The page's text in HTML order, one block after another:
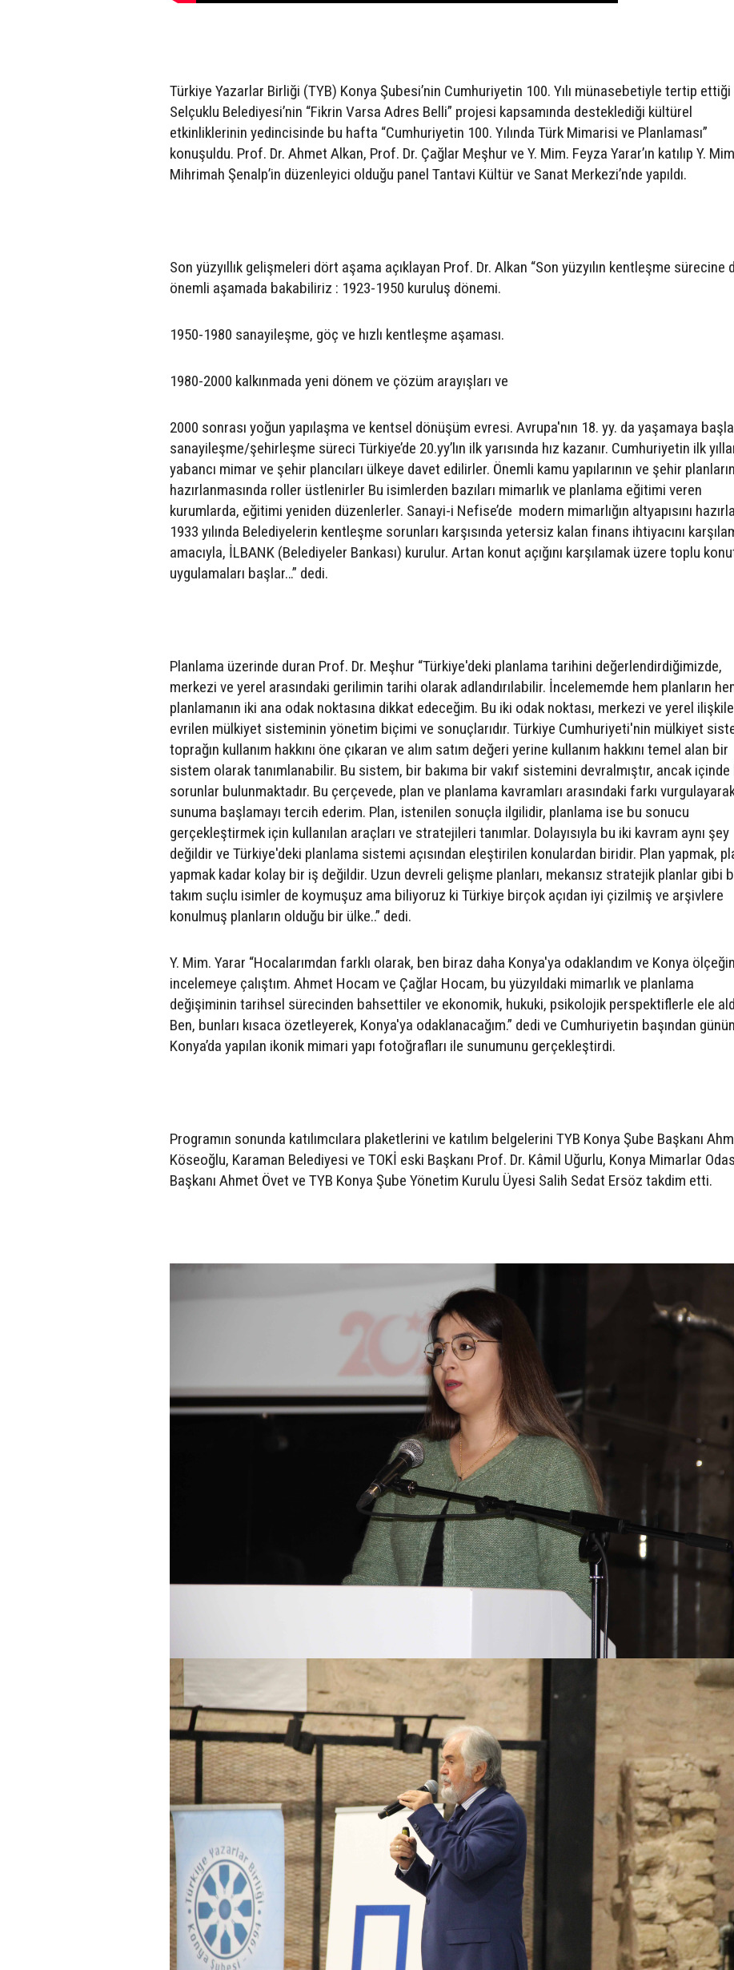
Türkiye Yazarlar Birliği (TYB) Konya Şubesi’nin Cumhuriyetin 100. Yılı münasebetiyle tertip ettiği
Selçuklu Belediyesi’nin “Fikrin Varsa Adres Belli” projesi kapsamında desteklediği kültürel
etkinliklerinin yedincisinde bu hafta “Cumhuriyetin 100. Yılında Türk Mimarisi ve Planlaması”
konuşuldu. Prof. Dr. Ahmet Alkan, Prof. Dr. Çağlar Meşhur ve Y. Mim. Feyza Yarar’ın katılıp Y.
Mihrimah Şenalp’in düzenleyici olduğu panel Tantavi Kültür ve Sanat Merkezi’nde yapıldı.
Son yüzyıllık gelişmeleri dört aşama açıklayan Prof. Dr. Alkan “Son yüzyılın kentleşme sürecine
önemli aşamada bakabiliriz : 1923-1950 kuruluş dönemi.
1950-1980 sanayileşme, göç ve hızlı kentleşme aşaması.
1980-2000 kalkınmada yeni dönem ve çözüm arayışları ve
2000 sonrası yoğun yapılaşma ve kentsel dönüşüm evresi. Avrupa'nın 18. yy. da yaşamaya
sanayileşme/şehirleşme süreci Türkiye’de 20.yy’lın ilk yarısında hız kazanır. Cumhuriyetin ilk
yabancı mimar ve şehir plancıları ülkeye davet edilirler. Önemli kamu yapılarının ve şehir
hazırlanmasında roller üstlenirler Bu isimlerden bazıları mimarlık ve planlama eğitimi veren
kurumlarda, eğitimi yeniden düzenlerler. Sanayi-i Nefise’de modern mimarlığın altyapısını
1933 yılında Belediyelerin kentleşme sorunları karşısında yetersiz kalan finans ihtiyacını
amacıyla, İLBANK (Belediyeler Bankası) kurulur. Artan konut açığını karşılamak üzere toplu
uygulamaları başlar…” dedi.
Planlama üzerinde duran Prof. Dr. Meşhur “Türkiye'deki planlama tarihini değerlendirdiğimizde,
merkezi ve yerel arasındaki gerilimin tarihi olarak adlandırılabilir. İncelememde hem planların
planlamanın iki ana odak noktasına dikkat edeceğim. Bu iki odak noktası, merkezi ve yerel
evrilen mülkiyet sisteminin yönetim biçimi ve sonuçlarıdır. Türkiye Cumhuriyeti'nin mülkiyet
toprağın kullanım hakkını öne çıkaran ve alım satım değeri yerine kullanım hakkını temel alan bir
sistem olarak tanımlanabilir. Bu sistem, bir bakıma bir vakıf sistemini devralmıştır, ancak içinde
sorunlar bulunmaktadır. Bu çerçevede, plan ve planlama kavramları arasındaki farkı
sunuma başlamayı tercih ederim. Plan, istenilen sonuçla ilgilidir, planlama ise bu sonucu
gerçekleştirmek için kullanılan araçları ve stratejileri tanımlar. Dolayısıyla bu iki kavram aynı şey
değildir ve Türkiye'deki planlama sistemi açısından eleştirilen konulardan biridir. Plan yapmak,
yapmak kadar kolay bir iş değildir. Uzun devreli gelişme planları, mekansız stratejik planlar gibi
takım suçlu isimler de koymuşuz ama biliyoruz ki Türkiye birçok açıdan iyi çizilmiş ve arşivlere
konulmuş planların olduğu bir ülke..” dedi.
Y. Mim. Yarar “Hocalarımdan farklı olarak, ben biraz daha Konya'ya odaklandım ve Konya
incelemeye çalıştım. Ahmet Hocam ve Çağlar Hocam, bu yüzyıldaki mimarlık ve planlama
değişiminin tarihsel sürecinden bahsettiler ve ekonomik, hukuki, psikolojik perspektiflerle ele
Ben, bunları kısaca özetleyerek, Konya'ya odaklanacağım.” dedi ve Cumhuriyetin başından
Konya’da yapılan ikonik mimari yapı fotoğrafları ile sunumunu gerçekleştirdi.
Programın sonunda katılımcılara plaketlerini ve katılım belgelerini TYB Konya Şube Başkanı
Köseoğlu, Karaman Belediyesi ve TOKİ eski Başkanı Prof. Dr. Kâmil Uğurlu, Konya Mimarlar
Başkanı Ahmet Övet ve TYB Konya Şube Yönetim Kurulu Üyesi Salih Sedat Ersöz takdim etti.